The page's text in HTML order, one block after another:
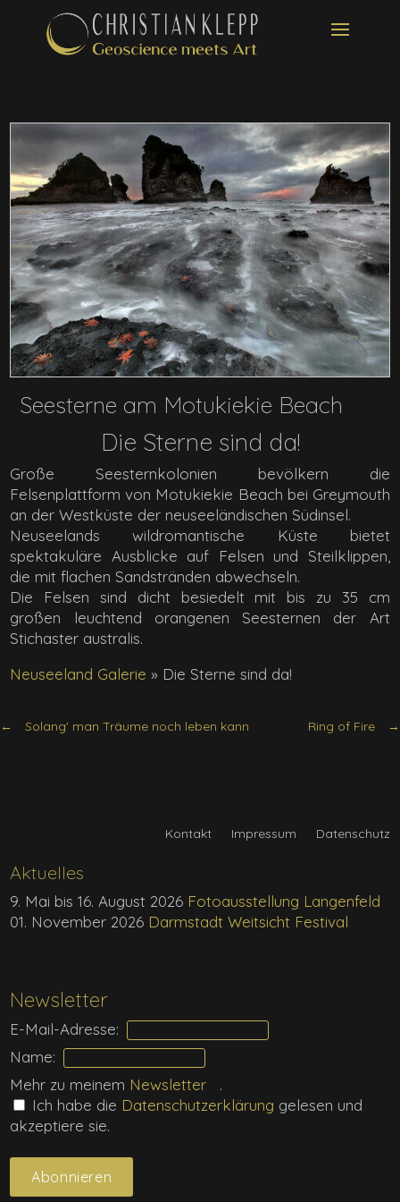
Seesterne am Motukiekie Beach
Die Sterne sind da!
Große Seesternkolonien bevölkern die
Felsenplattform von Motukiekie Beach bei Greymouth
an der Westküste der neuseeländischen Südinsel.
Neuseelands wildromantische Küste bietet
spektakuläre Ausblicke auf Felsen und Steilklippen,
die mit flachen Sandstränden abwechseln.
Die Felsen sind dicht besiedelt mit bis zu 35 cm
großen leuchtend orangenen Seesternen der Art
Stichaster australis.
Neuseeland Galerie » Die Sterne sind da!
Solang' man Träume noch leben kann Ring of Fire
Newsletter
E-Mail-Adresse:
Name:
Mehr zu meinem Newsletter
.
Ich habe die Daten­schutz­erklärung gelesen und
akzeptiere sie.
Aktuelles
9. Mai bis 16. August 2026 Fotoausstellung Langenfeld
01. November 2026 Darmstadt Weitsicht Festival
Kontakt Impressum Datenschutz